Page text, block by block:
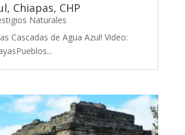
Chiapas, CHP
Naturales
Cascadas de Agua Azul! Video: